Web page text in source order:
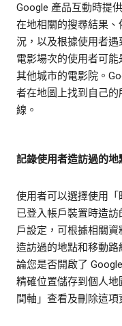
Google 產品互動時提
在地相關的搜尋結果
況，以及根據使用者
電影場次的使用者可
其他城市的電影院。
者在地圖上找到自己
線。
記錄使用者造訪過的地
使用者可以選擇使用
已登入帳戶裝置時造
戶設定，可根據相關
造訪過的地點和移動
論您是否開啟了
精確位置儲存到個人
間軸」查看及刪除這項